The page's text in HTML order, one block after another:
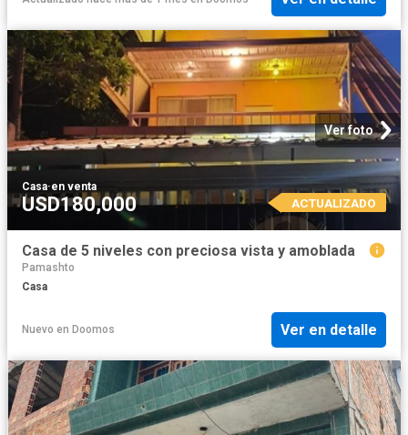
Ver foto
Casa·en venta
USD180,000 ACTUALIZADO
Casa de 5 niveles con preciosa vista y amoblada
Pamashto
Casa
Nuevo en Doomos Ver en detalle